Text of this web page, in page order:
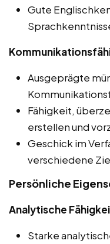
Gute
Ausgeprägte
Fähigkeit,
erstellen und
Geschick im
verschiedene
Persönliche
Analytische
Starke